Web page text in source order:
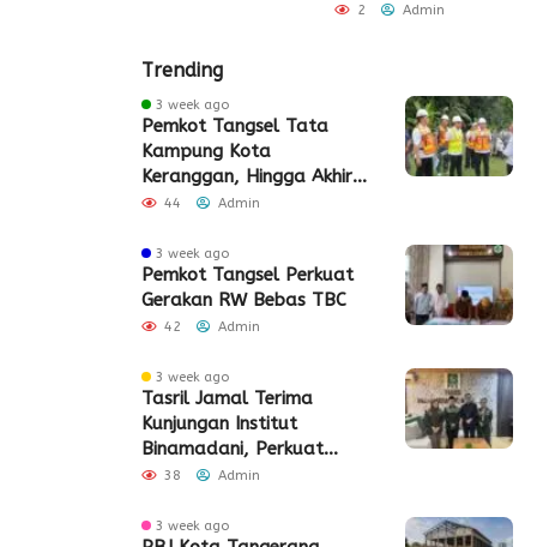
2 Admin
Trending
3 week ago
Pemkot Tangsel Tata
Kampung Kota
Keranggan, Hingga Akhir
2026
44 Admin
3 week ago
Pemkot Tangsel Perkuat
Gerakan RW Bebas TBC
42 Admin
3 week ago
Tasril Jamal Terima
Kunjungan Institut
Binamadani, Perkuat
Sinergi Bangun SDM Kota
38 Admin
3 week ago